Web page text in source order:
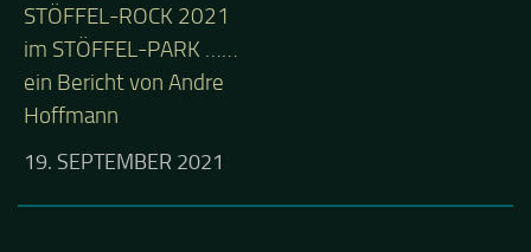
STÖFFEL-ROCK 2021
im STÖFFEL-PARK ……
ein Bericht von Andre
Hoffmann
19. SEPTEMBER 2021